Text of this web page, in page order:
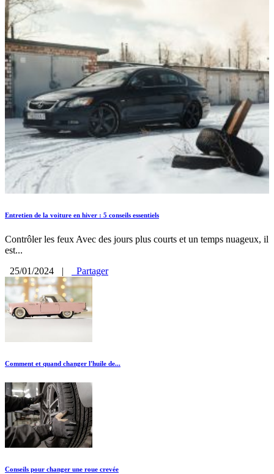
Entretien de la voiture en hiver : 5 conseils essentiels
Contrôler les feux Avec des jours plus courts et un temps nuageux, il
est...
25/01/2024
| Partager
Comment et quand changer l'huile de...
Conseils pour changer une roue crevée